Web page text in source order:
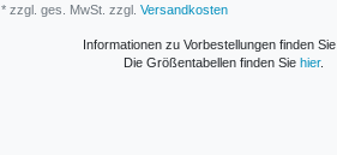
* zzgl. ges. MwSt. zzgl. Versandkosten
Informationen zu Vorbestellungen finden Sie
Die Größentabellen finden Sie hier.